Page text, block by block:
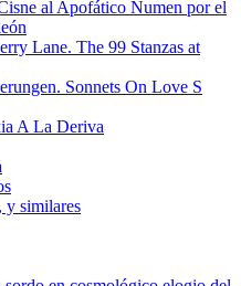
al Apofático Numen por el
Lane. The 99 Stanzas at
Sonnets On Love S
A La Deriva
y similares